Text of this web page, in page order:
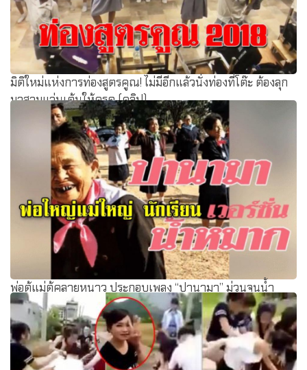
มิติใหม่แห่งการท่องสูตรคูณ! ไม่มีอีกแล้วนั่งท่องที่โต๊ะ ต้องลุก
มาสวมแว่นเต้นให้ครูดู (คลิป)
พ่อตู้แม่ตู้คลายหนาว ประกอบเพลง “ปานามา” ม่วนจนน้ำ
หมากกระฉอก